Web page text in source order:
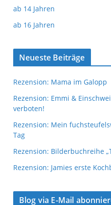
ab 14 Jahren
ab 16 Jahren
Neueste Beiträge
Rezension: Mama im Galopp
Rezension: Emmi &
verboten!
Rezension: Mein
Tag
Rezension: Bilderbuchreihe
Rezension: Jamies erste
Blog via E-Mail